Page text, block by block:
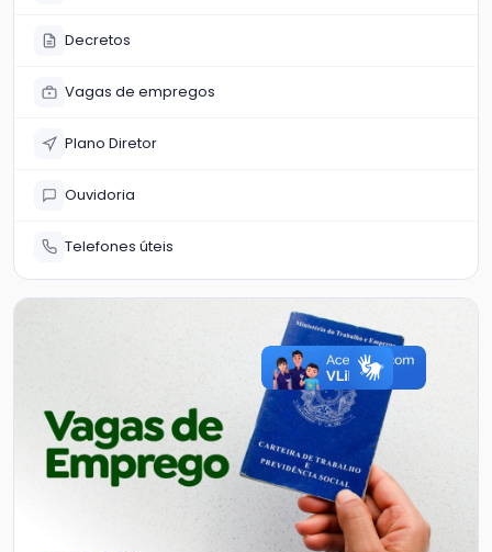
Decretos
Vagas de empregos
Plano Diretor
Ouvidoria
Telefones úteis